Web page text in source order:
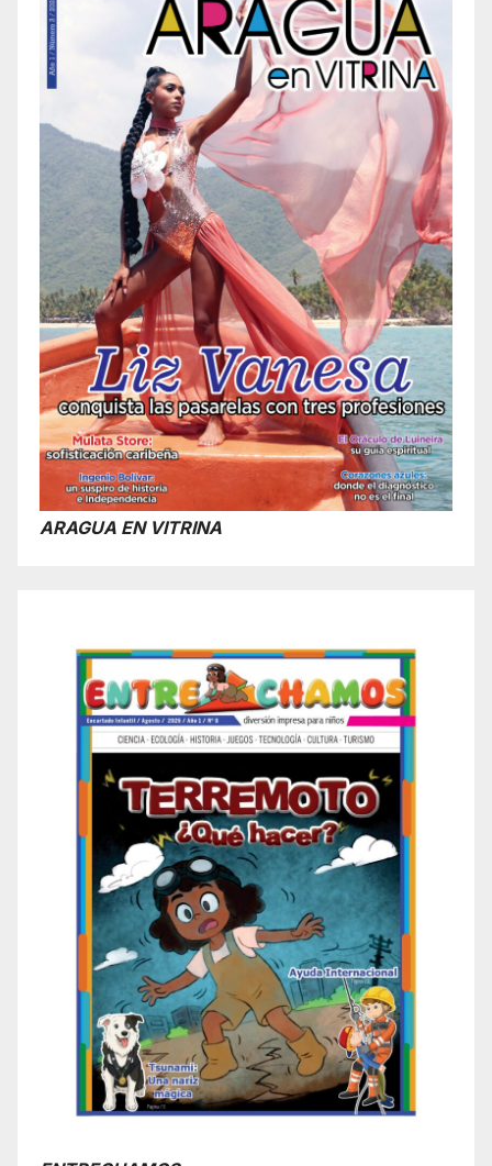
ARAGUA EN VITRINA